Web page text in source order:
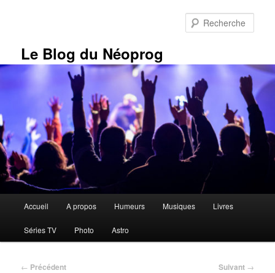
Le Blog du Néoprog
Accueil A propos Humeurs Musiques Livres
Séries TV Photo Astro
Navigation
← Précédent Suivant →